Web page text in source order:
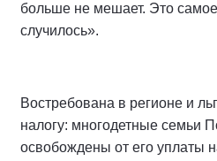
больше не мешает. Это самое
случилось».
Востребована в регионе и
налогу: многодетные семьи
освобождены от его уплаты